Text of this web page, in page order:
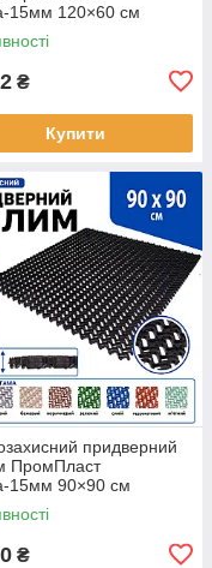
15мм 120×60 см
₴
Купити
придверний
ПромПласт
15мм 90×90 см
₴